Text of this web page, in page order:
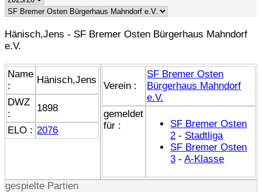
Hänisch,Jens - SF Bremer Osten Bürgerhaus Mahndorf
e.V.
Name
:
Hänisch,Jens
DWZ
:
1898
ELO : 2076
Verein :
SF Bremer Osten
Bürgerhaus Mahndorf
e.V.
gemeldet
für :
SF Bremer Osten
2 - Stadtliga
SF Bremer Osten
3 -A-Klasse
gespielte Partien